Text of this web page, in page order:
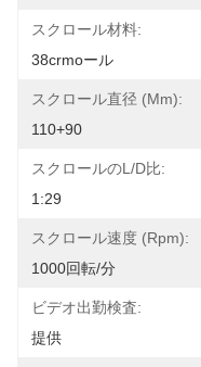
スクロール材料:
38crmoール
スクロール直径 (mm):
110+90
スクロールのL/D比:
1:29
スクロール速度 (rpm):
1000回転/分
ビデオ出勤検査:
提供